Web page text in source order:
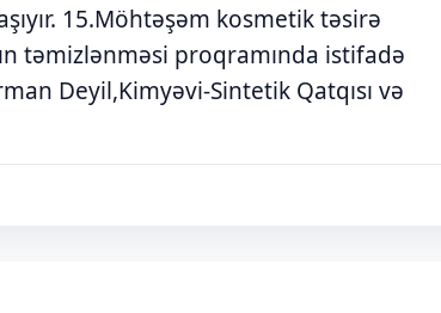
15.Möhtəşəm kosmetik təsirə
təmizlənməsi proqramında istifadə
Deyil,Kimyəvi-Sintetik Qatqısı və